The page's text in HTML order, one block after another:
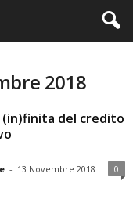
2018
(in)finita del credito
- 13 Novembre 2018 0